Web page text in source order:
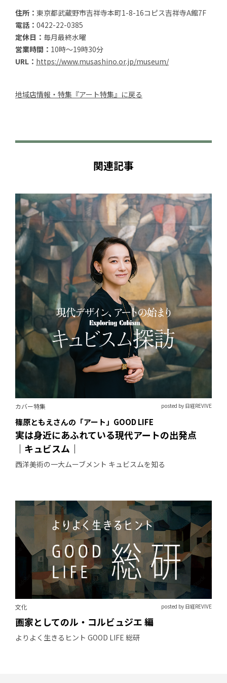
住所： 東京都武蔵野市吉祥寺本町1-8-16コピス吉祥寺A館7F
電話： 0422-22-0385
定休日： 毎月最終水曜
営業時間： 10時～19時30分
URL： https://www.musashino.or.jp/museum/
地域店情報・特集『アート特集』に戻る
関連記事
カバー特集 posted by 日経REVIVE
篠原ともえさんの「アート」GOOD LIFE
実は身近にあふれている現代アートの出発点
｜キュビスム｜
西洋美術の一大ムーブメント キュビスムを知る
文化 posted by 日経REVIVE
画家としてのル・コルビュジエ 編
よりよく生きるヒント GOOD LIFE 総研